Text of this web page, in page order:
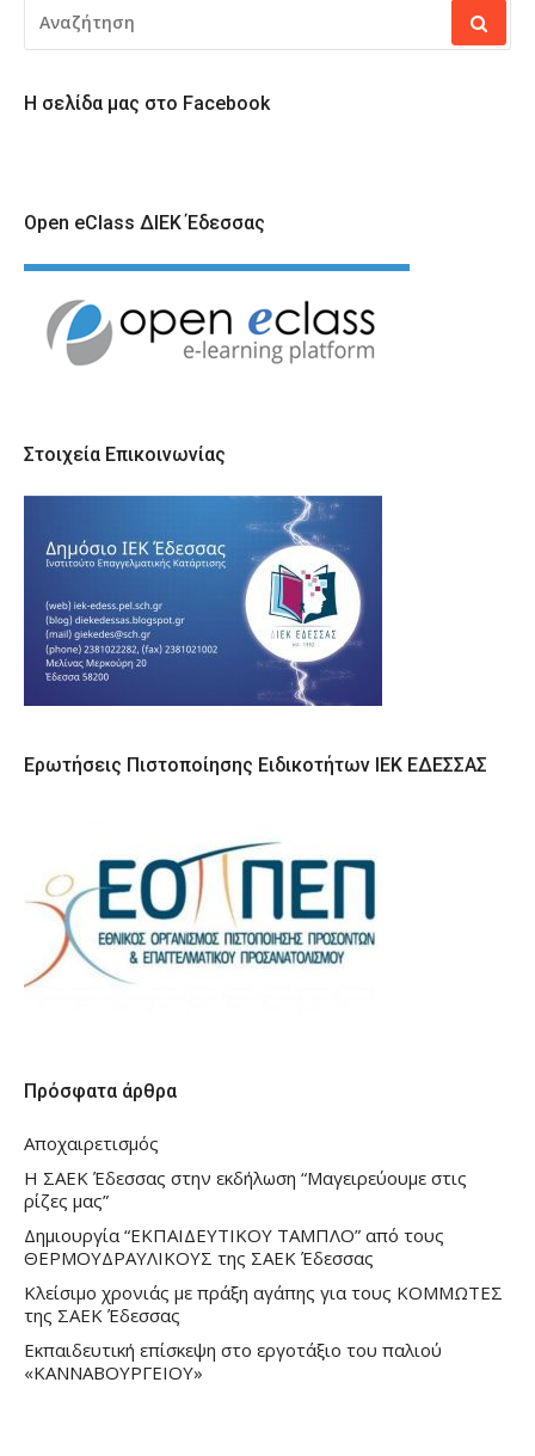
ΓΙΑ:
Η σελίδα μας στο Facebook
Open eClass ΔΙΕΚ Έδεσσας
Στοιχεία Επικοινωνίας
Ερωτήσεις Πιστοποίησης Ειδικοτήτων ΙΕΚ ΕΔΕΣΣΑΣ
Πρόσφατα άρθρα
Αποχαιρετισμός
Η ΣΑΕΚ Έδεσσας στην εκδήλωση “Μαγειρεύουμε στις
ρίζες μας”
Δημιουργία “ΕΚΠΑΙΔΕΥΤΙΚΟΥ ΤΑΜΠΛΟ” από τους
ΘΕΡΜΟΥΔΡΑΥΛΙΚΟΥΣ της ΣΑΕΚ Έδεσσας
Κλείσιμο χρονιάς με πράξη αγάπης για τους ΚΟΜΜΩΤΕΣ
της ΣΑΕΚ Έδεσσας
Εκπαιδευτική επίσκεψη στο εργοτάξιο του παλιού
«ΚΑΝΝΑΒΟΥΡΓΕΙΟΥ»